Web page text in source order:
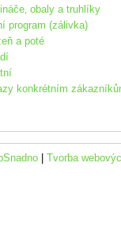
obaly a truhlíky
program (zálivka)
a poté
konkrétním
Tvorba